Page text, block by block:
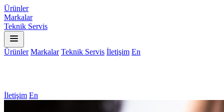
Ürünler
Markalar
Teknik Servis
Ürünler Markalar Teknik Servis İletişim En
İletişim En